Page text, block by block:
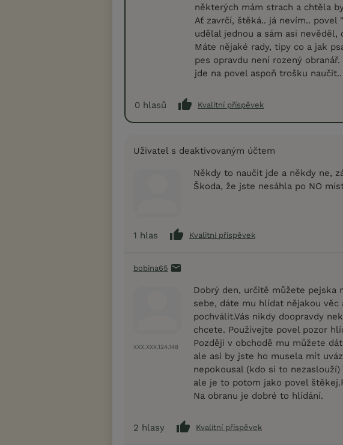
některých mám strach a chtěla
Ať zavrčí, štěká.. já nevím..
udělal jednou a sám asi
Máte nějaké rady, tipy co a jak
pes opravdu není rozený
jde na povel aspoň trošku
0 hlasů Kvalitní příspěvek
Uživatel s deaktivovaným účtem
Někdy to naučit jde a někdy ne,
Škoda, že jste nesáhla po NO
1 hlas Kvalitní příspěvek
bobina65
XXX.XXX.124.148
Dobrý den, určitě můžete pejska
sebe, dáte mu hlídat nějakou
pochválit.Vás nikdy doopravdy
chcete. Používejte povel pozor
Později v obchodě mu můžete
ale asi by jste ho musela mít
nepokousal (kdo si to
ale je to potom jako povel
Na obranu je dobré to hlídání.
2 hlasy Kvalitní příspěvek